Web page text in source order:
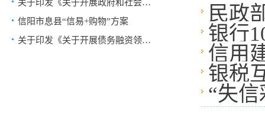
关于印发《关于开展政府和社会资…
信阳市息县“信易+购物”方案
关于印发《关于开展债务融资领域…
民政
银行
信用
银税
“失信